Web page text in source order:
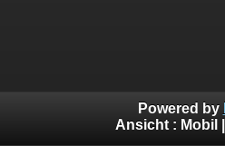
Powered by
Ansicht : Mobil